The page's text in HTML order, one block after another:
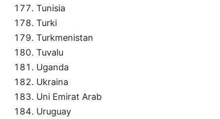
Tunisia
Turki
Turkmenistan
Tuvalu
Uganda
Ukraina
Uni Emirat Arab
Uruguay